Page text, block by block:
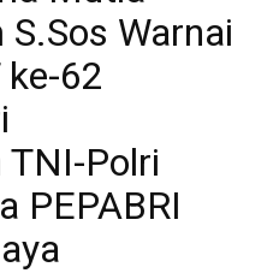
Warnai
ke-62
TNI-Polri
PEPABRI